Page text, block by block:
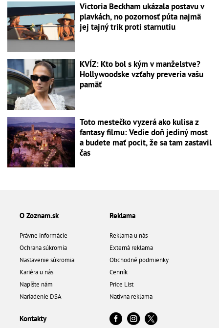
Victoria Beckham ukázala postavu v
plavkách, no pozornosť púta najmä
jej tajný trik proti starnutiu
KVÍZ: Kto bol s kým v manželstve?
Hollywoodske vzťahy preveria vašu
pamäť
Toto mestečko vyzerá ako kulisa z
fantasy filmu: Vedie doň jediný most
a budete mať pocit, že sa tam zastavil
čas
O Zoznam.sk
Právne informácie
Ochrana súkromia
Nastavenie súkromia
Kariéra u nás
Napíšte nám
Nariadenie DSA
Reklama
Reklama u nás
Externá reklama
Obchodné podmienky
Cenník
Price List
Natívna reklama
Kontakty